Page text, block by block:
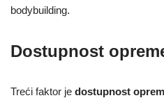
bodybuilding.
Dostupnost
Treći faktor je dostupnost